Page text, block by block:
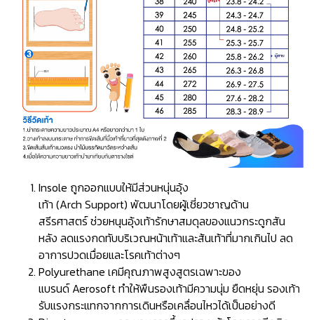
Insole ถูกออกแบบให้มีส่วนหนุ่นอุ้ง
เท้า (Arch Support) พัฒนาโดยผู้เชี่ยวชาญด้าน
สรีรศาสตร์ ช่วยหนุนอุ้งเท้ารักษาสมดุลของแนวกระดูกสัน
หลัง ลดแรงกดทับบริเวณหน้าเท้าและส้นเท้าที่มากเกินไป ลด
อาการปวดเมื่อยและโรคเท้าต่างๆ
Polyurethane เคมีคุณภาพสูงสูตรเฉพาะของ
แบรนด์ Aerosoft ทำให้พืนรองเท้ามีความนุ่ม ยืดหยุ่น รองเท้า
รับแรงกระแทกจากการเดินหรือเคลื่อนไหวได้เป็นอย่างดี